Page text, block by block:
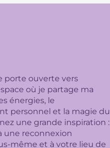
porte ouverte vers
où je partage ma
énergies, le
personnel et la magie du
une grande inspiration :
une reconnexion
même et à votre lieu de